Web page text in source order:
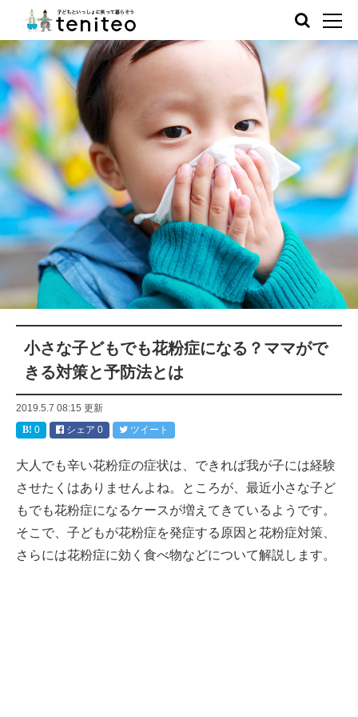
小さな子どもでも花粉症になる？ママがで
きる対策と予防法とは
2019.5.7 08:15 更新
0
シェア 0 ツイート
大人でも辛い花粉症の症状は、できれば我が子には経験
させたくはありませんよね。ところが、最近小さな子ど
もでも花粉症になるケースが増えてきているようです。
そこで、子どもが花粉症を発症する原因と花粉症対策、
さらには花粉症に効く食べ物などについて解説します。